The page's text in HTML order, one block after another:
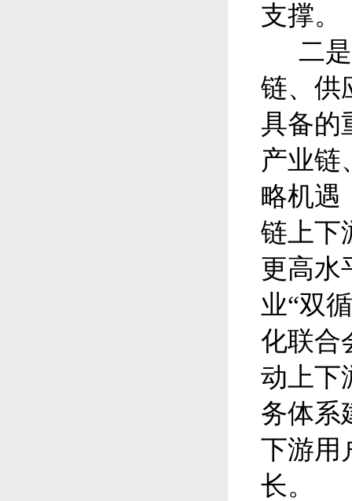
支撑。
二
链、供
具备的
产业链
略机遇
链上下
更高水
业“双
化联合
动上下
务体系
下游用
长。